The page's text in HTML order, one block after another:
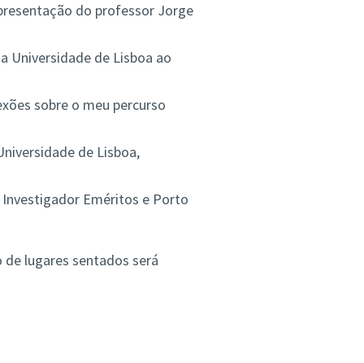
do professor Jorge
Universidade de Lisboa ao
sobre o meu percurso
de Lisboa,
Eméritos e Porto
lugares sentados será